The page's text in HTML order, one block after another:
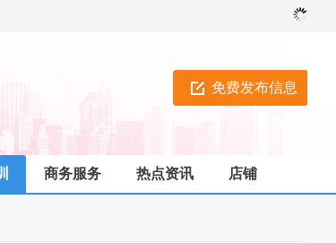
免费发布信息
商务服务 热点资讯 店铺